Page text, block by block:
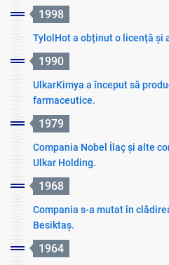
1998
TylolHot a obținut o licență și
1990
UlkarKimya a început să
farmaceutice.
1979
Compania Nobel İlaç și alte
Ulkar Holding.
1968
Compania s-a mutat în
Besiktaș.
1964